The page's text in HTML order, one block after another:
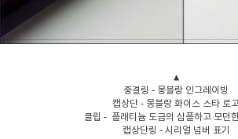
▲
중결링 - 몽블랑 인그레이빙
캡상단 - 몽블랑 화이스 스타 로
클립 - 플래티늄 도금의 심플하고 모던
캡상단링 - 시리얼 넘버 표기